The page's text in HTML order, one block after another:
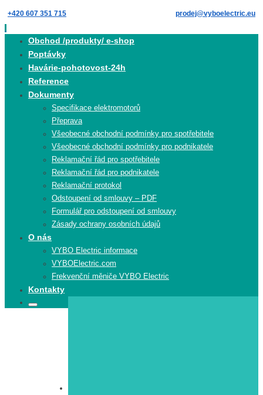
Skip
to
content
+420 607 351 715 prodej@vyboelectric.eu
Obchod /produkty/ e-shop
Poptávky
Havárie-pohotovost-24h
Reference
Dokumenty
Specifikace elektromotorů
Přeprava
Všeobecné obchodní podmínky pro spotřebitele
Všeobecné obchodní podmínky pro podnikatele
Reklamační řád pro spotřebitele
Reklamační řád pro podnikatele
Reklamační protokol
Odstoupení od smlouvy – PDF
Formulář pro odstoupení od smlouvy
Zásady ochrany osobních údajů
O nás
VYBO Electric informace
VYBOElectric.com
Frekvenční měniče VYBO Electric
Kontakty
Search
Search